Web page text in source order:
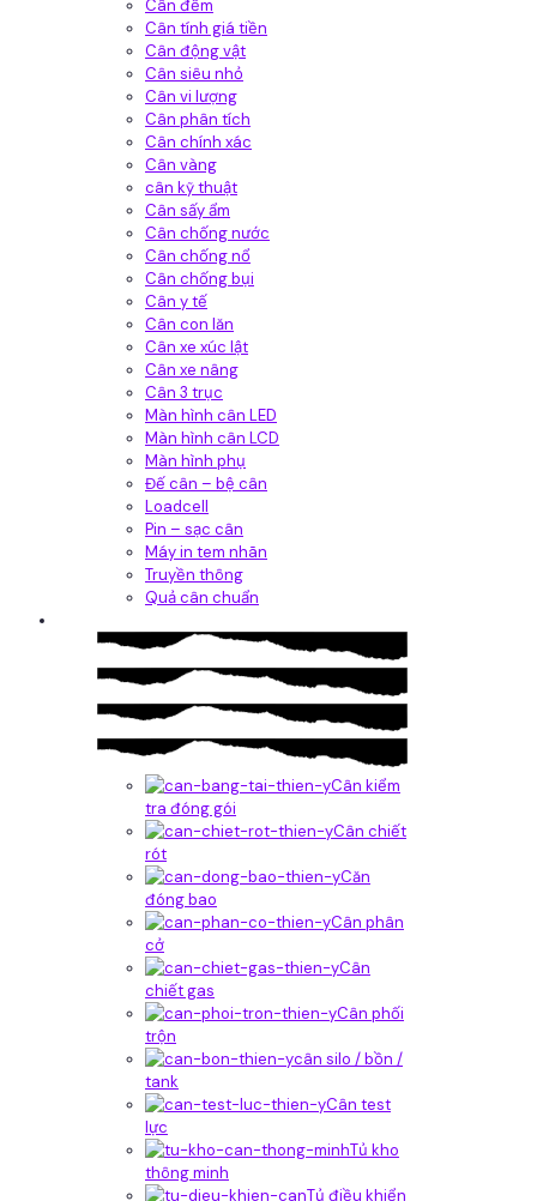
Cân đếm
Cân tính giá tiền
Cân động vật
Cân siêu nhỏ
Cân vi lượng
Cân phân tích
Cân chính xác
Cân vàng
cân kỹ thuật
Cân sấy ẩm
Cân chống nước
Cân chống nổ
Cân chống bụi
Cân y tế
Cân con lăn
Cân xe xúc lật
Cân xe nâng
Cân 3 trục
Màn hình cân LED
Màn hình cân LCD
Màn hình phụ
Đế cân – bệ cân
Loadcell
Pin – sạc cân
Máy in tem nhãn
Truyền thông
Quả cân chuẩn
Cân kiểm
tra đóng gói
Cân chiết
rót
Căn
đóng bao
Cân phân
cở
Cân
chiết gas
Cân phối
trộn
cân silo / bồn /
tank
Cân test
lực
Tủ kho
thông minh
Tủ điều khiển